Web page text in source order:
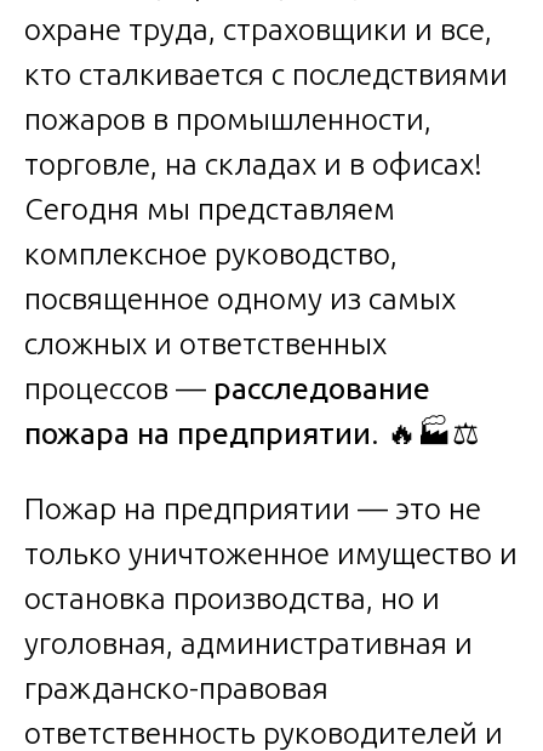
охране труда, страховщики и все,
кто сталкивается с последствиями
пожаров в промышленности,
торговле, на складах и в офисах!
Сегодня мы представляем
комплексное руководство,
посвященное одному из самых
сложных и ответственных
процессов — расследование
пожара на предприятии. 🔥🏭⚖️
Пожар на предприятии — это не
только уничтоженное имущество и
остановка производства, но и
уголовная, административная и
гражданско-правовая
ответственность руководителей и